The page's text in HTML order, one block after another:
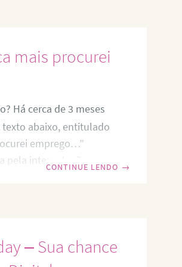
mais procurei
Há cerca de 3 meses
abaixo, entitulado
emprego…”
pela internet, não
fizeram ter o desejo
CONTINUE LENDO →
– Sua chance